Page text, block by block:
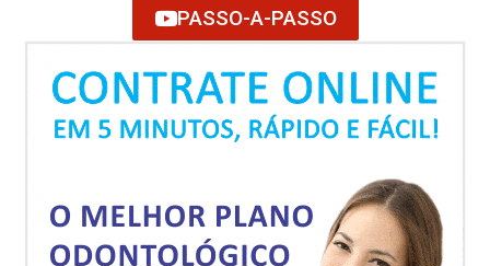
PASSO-A-PASSO